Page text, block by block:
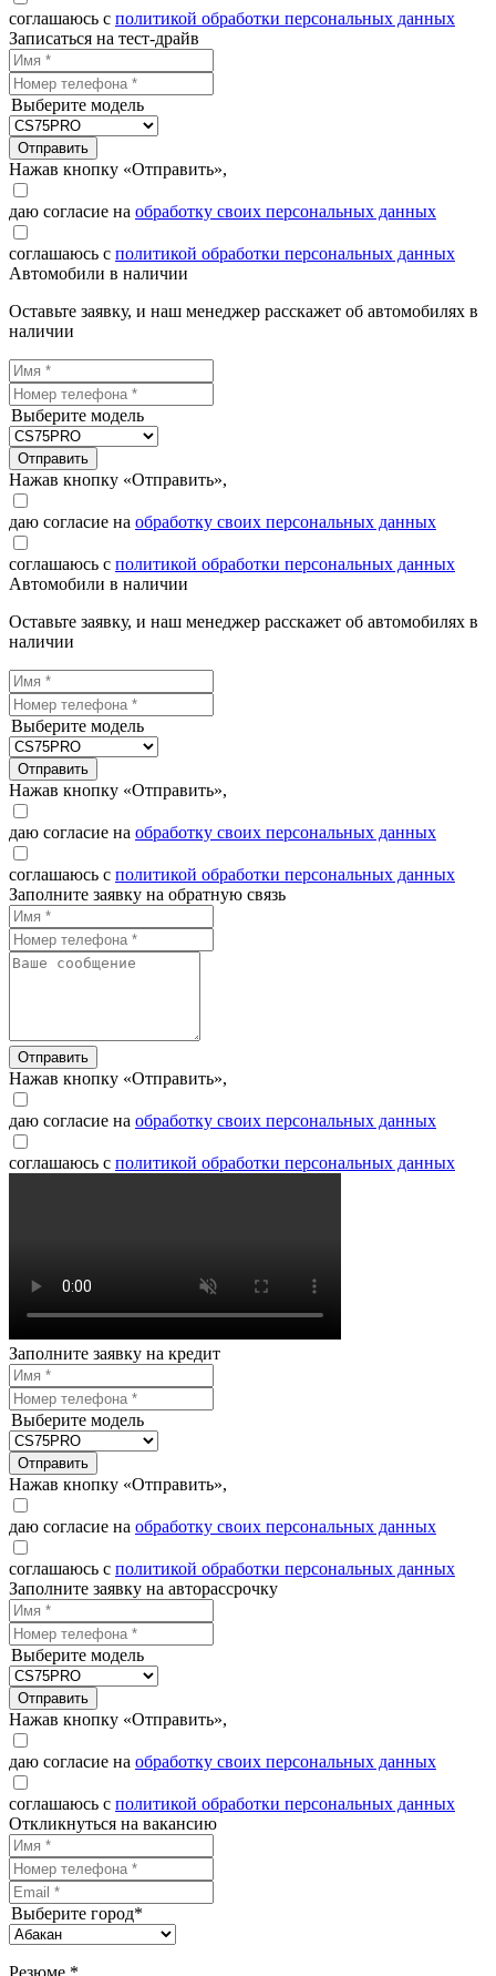
соглашаюсь с политикой обработки персональных данных
Записаться на тест-драйв
Выберите модель
Отправить
Нажав кнопку «Отправить»,
даю согласие на обработку своих персональных данных
соглашаюсь с политикой обработки персональных данных
Автомобили в наличии
Оставьте заявку, и наш менеджер расскажет об автомобилях в
наличии
Выберите модель
Отправить
Нажав кнопку «Отправить»,
даю согласие на обработку своих персональных данных
соглашаюсь с политикой обработки персональных данных
Автомобили в наличии
Оставьте заявку, и наш менеджер расскажет об автомобилях в
наличии
Выберите модель
Отправить
Нажав кнопку «Отправить»,
даю согласие на обработку своих персональных данных
соглашаюсь с политикой обработки персональных данных
Заполните заявку на обратную связь
Отправить
Нажав кнопку «Отправить»,
даю согласие на обработку своих персональных данных
соглашаюсь с политикой обработки персональных данных
Заполните заявку на кредит
Выберите модель
Отправить
Нажав кнопку «Отправить»,
даю согласие на обработку своих персональных данных
соглашаюсь с политикой обработки персональных данных
Заполните заявку на авторассрочку
Выберите модель
Отправить
Нажав кнопку «Отправить»,
даю согласие на обработку своих персональных данных
соглашаюсь с политикой обработки персональных данных
Откликнуться на вакансию
Выберите город*